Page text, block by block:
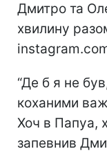
Дмитро та
хвилину
“Де б я не
коханими
Хоч в Папуа,
запевнив